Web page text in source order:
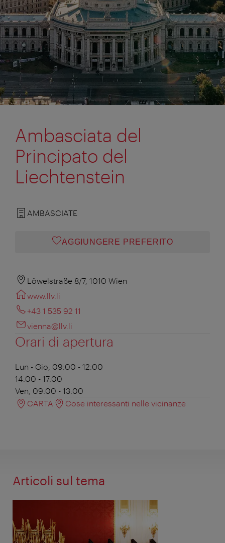
Ambasciata del
Principato del
Liechtenstein
AMBASCIATE
AGGIUNGERE PREFERITO
Löwelstraße 8/7, 1010 Wien
www.llv.li
+43 1 535 92 11
vienna@llv.li
Orari di apertura
Lun - Gio, 09:00 - 12:00
14:00 - 17:00
Ven, 09:00 - 13:00
CARTA
Cose interessanti nelle vicinanze
Articoli sul tema